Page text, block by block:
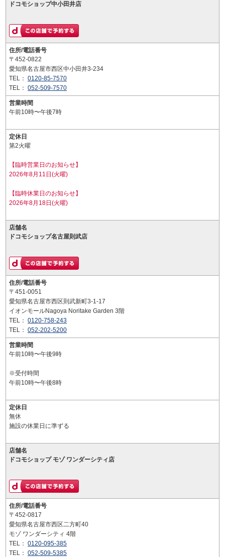
ドコモショップ中小田井店
住所/電話番号
〒452-0822
愛知県名古屋市西区中小田井3-234
TEL： 0120-85-7570
TEL： 052-509-7570
営業時間
午前10時〜午後7時
定休日
第2火曜
【臨時営業日のお知らせ】
2026年8月11日(火曜)
【臨時休業日のお知らせ】
2026年8月18日(火曜)
店舗名
ドコモショップ名古屋則武店
住所/電話番号
〒451-0051
愛知県名古屋市西区則武新町3-1-17
イオンモールNagoya Noritake Garden 3階
TEL： 0120-758-243
TEL： 052-202-5200
営業時間
午前10時〜午後9時
※受付時間
午前10時〜午後8時
定休日
無休
施設の休業日に準ずる
店舗名
ドコモショップ モゾ ワンダーシティ店
住所/電話番号
〒452-0817
愛知県名古屋市西区二方町40
モゾ ワンダーシティ 4階
TEL： 0120-095-385
TEL： 052-509-5385